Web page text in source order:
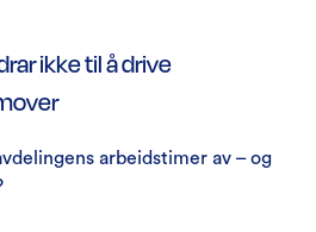
ikke til å drive
arbeidstimer av – og